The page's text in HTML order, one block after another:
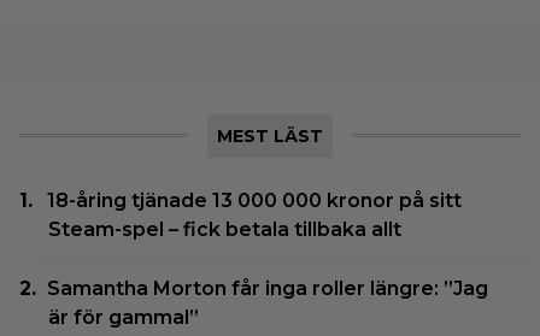
MEST LÄST
18-åring tjänade 13 000 000 kronor på sitt
Steam-spel – fick betala tillbaka allt
Samantha Morton får inga roller längre: ”Jag
är för gammal”